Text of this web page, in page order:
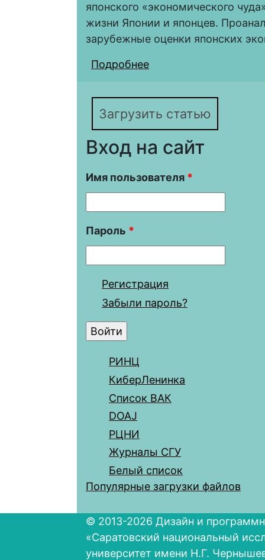
японского «экономического
жизни Японии и японцев.
зарубежные оценки японских
Подробнее
Загрузить статью
Вход на сайт
Имя пользователя *
Пароль *
Регистрация
Забыли пароль?
РИНЦ
КиберЛенинка
Список ВАК
DOAJ
РЦНИ
Журналы СГУ
Белый список
Популярные загрузки файлов
© 2013-2026 Дизайн и
«Саратовский национальный
университет имени Н.Г.